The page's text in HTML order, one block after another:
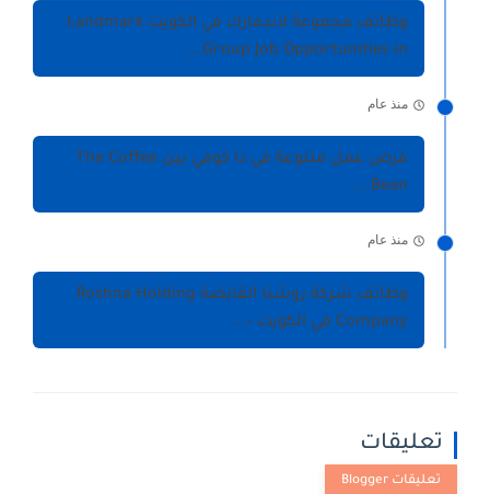
وظائف مجموعة لاندمارك في الكويت Landmark
Group Job Opportunities in...
منذ عام
فرص عمل متنوعة في ذا كوفي بين The Coffee
Bean...
منذ عام
وظائف شركة روشنا القابضة Roshna Holding
Company في الكويت -...
تعليقات